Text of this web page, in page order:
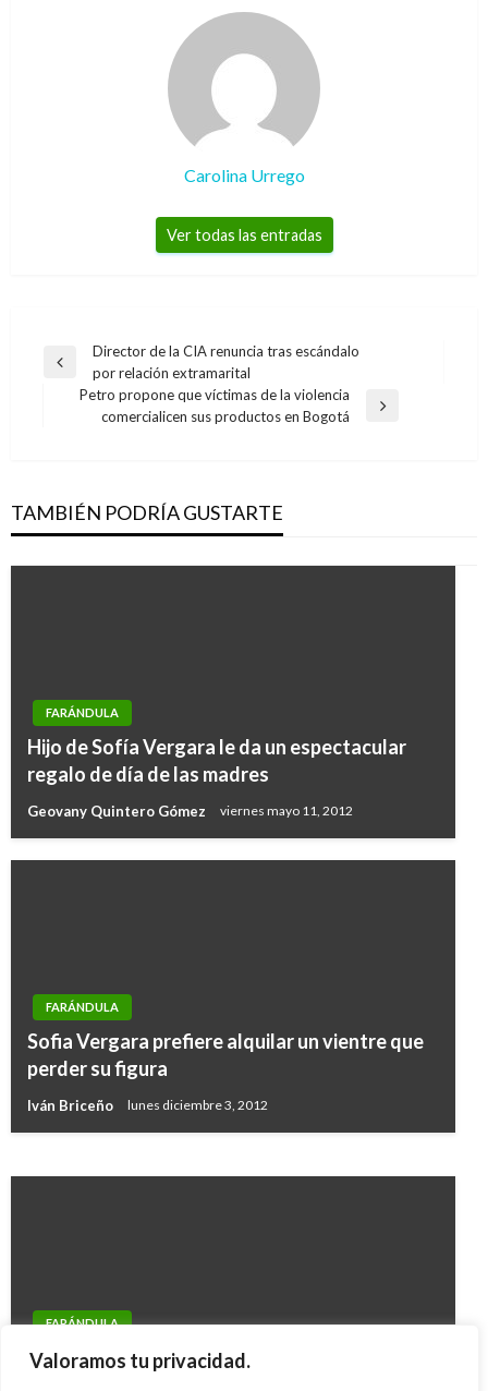
Valoramos tu privacidad.
Carolina Urrego
Ver todas las entradas
Navegación
entradas
Entrada
anterior
Director de la CIA renuncia tras escándalo
por relación extramarital
Entrada
Petro propone que víctimas de la violencia
comercialicen sus productos en Bogotá
TAMBIÉN PODRÍA GUSTARTE
FARÁNDULA
Hijo de Sofía Vergara le da un espectacular
regalo de día de las madres
Geovany Quintero Gómez viernes mayo 11, 2012
FARÁNDULA
Sofia Vergara prefiere alquilar un vientre que
perder su figura
Iván Briceño lunes diciembre 3, 2012
J Balvin manda un mensaje a Colombia desde
FARÁNDULA
Playboy reveló el listado de las 10 más bellas